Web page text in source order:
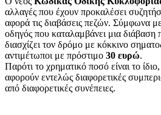
αλλαγές που έχουν προκαλέσει
αφορά τις διαβάσεις πεζών. Σύμφωνα
οδηγός που καταλαμβάνει μια διάβαση
διασχίζει τον δρόμο με κόκκινο
αντιμέτωποι με πρόστιμο 30 ευρώ.
Παρότι το χρηματικό ποσό είναι το
αφορούν εντελώς διαφορετικές
από διαφορετικές συνέπειες.